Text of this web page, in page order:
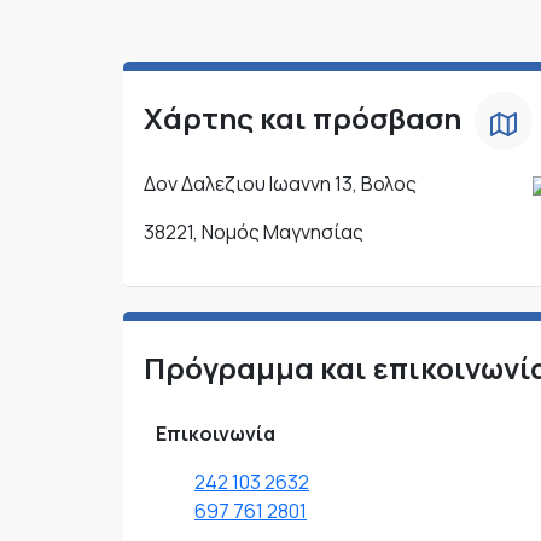
Χάρτης και πρόσβαση
Δον Δαλεζιου Ιωαννη 13, Βολος
38221, Νομός Μαγνησίας
Πρόγραμμα και
Επικοινωνία
242 103 2632
697 761 2801